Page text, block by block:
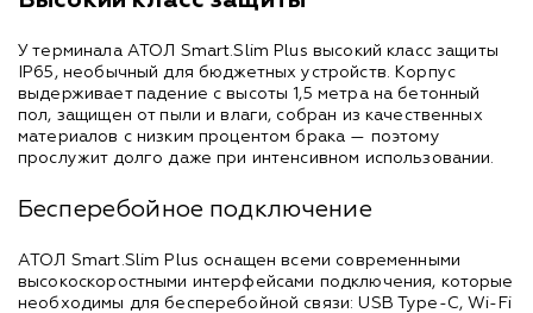
У терминала АТОЛ Smart.Slim Plus высокий класс защиты
IP65, необычный для бюджетных устройств. Корпус
выдерживает падение с высоты 1,5 метра на бетонный
пол, защищен от пыли и влаги, собран из качественных
материалов с низким процентом брака — поэтому
прослужит долго даже при интенсивном использовании.
Бесперебойное подключение
АТОЛ Smart.Slim Plus оснащен всеми современными
высокоскоростными интерфейсами подключения, которые
необходимы для бесперебойной связи: USB Type-C, Wi-Fi